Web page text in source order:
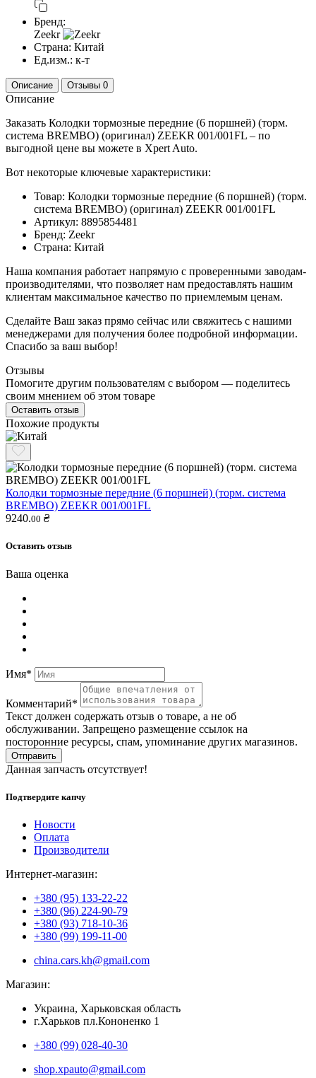
Бренд:
Zeekr
Страна: Китай
Ед.изм.: к-т
Описание Отзывы 0
Описание
Заказать Колодки тормозные передние (6 поршней) (торм.
система BREMBO) (оригинал) ZEEKR 001/001FL – по
выгодной цене вы можете в Xpert Auto.
Вот некоторые ключевые характеристики:
Товар: Колодки тормозные передние (6 поршней) (торм.
система BREMBO) (оригинал) ZEEKR 001/001FL
Артикул: 8895854481
Бренд: Zeekr
Страна: Китай
Наша компания работает напрямую с проверенными заводам-
производителями, что позволяет нам предоставлять нашим
клиентам максимальное качество по приемлемым ценам.
Сделайте Ваш заказ прямо сейчас или свяжитесь с нашими
менеджерами для получения более подробной информации.
Спасибо за ваш выбор!
Отзывы
Помогите другим пользователям с выбором — поделитесь
своим мнением об этом товаре
Оставить отзыв
Похожие продукты
Колодки тормозные передние (6 поршней) (торм. система
BREMBO) ZEEKR 001/001FL
9240.00 ₴
Оставить отзыв
Ваша оценка
Имя*
Комментарий*
Текст должен содержать отзыв о товаре, а не об
обслуживании. Запрещено размещение ссылок на
посторонние ресурсы, спам, упоминание других магазинов.
Отправить
Данная запчасть отсутствует!
Подтвердите капчу
Новости
Оплата
Производители
Интернет-магазин:
+380 (95) 133-22-22
+380 (96) 224-90-79
+380 (93) 718-10-36
+380 (99) 199-11-00
china.cars.kh@gmail.com
Магазин:
Украина, Харьковская область
г.Харьков пл.Кононенко 1
+380 (99) 028-40-30
shop.xpauto@gmail.com